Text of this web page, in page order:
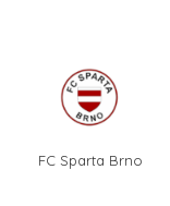
FC Sparta Brno